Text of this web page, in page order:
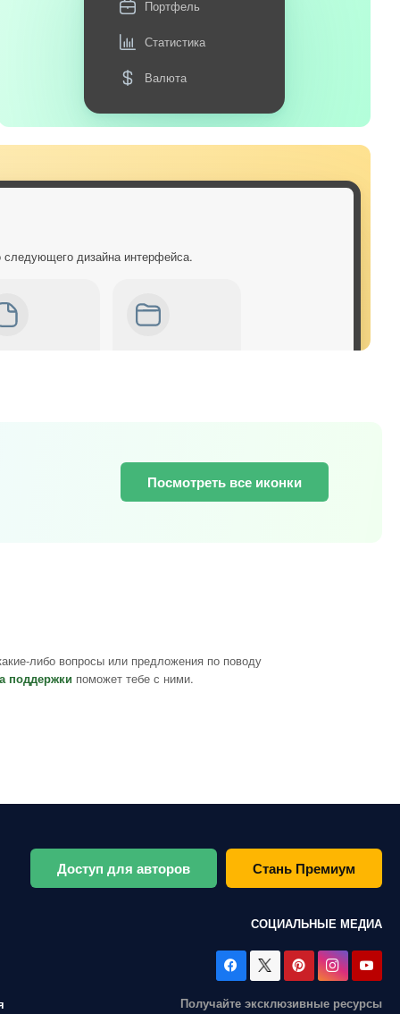
Портфель
Статистика
Валюта
дизайна интерфейса.
Посмотреть все иконки
либо вопросы или предложения по поводу
поддержки поможет тебе с ними.
Доступ для авторов Стань Премиум
СОЦИАЛЬНЫЕ МЕДИА
Получайте эксклюзивные ресурсы